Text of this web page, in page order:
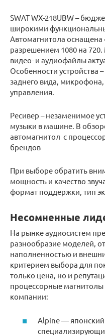
SWAT WX-218UBW –
широкими
Автомагнитола
разрешением 1080 на
видео- и аудиофайлы
Особенности устройства
заднего вида,
управления.
Ресивер – незаменимое
музыки в машине. В
автомагнитол с
брендов
При выборе обратить
мощность и качество
формат поддержки, тип
Несомненные
На рынке аудиосистем
разнообразие моделей,
наполненностью и
критерием выбора для
только цена, но и
процессорные
компании:
Alpine — японский